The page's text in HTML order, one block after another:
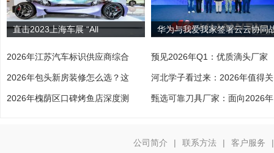
直击2023上海车展 “All 华为与我爱我家签署云云协同
2026年江苏汽车标识供应商综合 预见2026年Q1：优质滴头厂家
2026年包头新房装修怎么选？这 河北学子看过来：2026年值得关
2026年槐荫区口碑烤鱼店深度测 甄选可靠刀具厂家：面向2026年
公司简介 | 联系方法 | 客户服务 |